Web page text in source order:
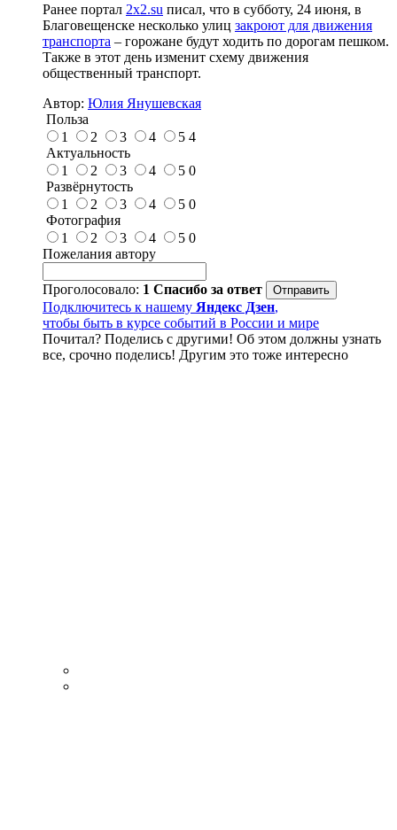
Ранее портал 2x2.su писал, что в субботу, 24 июня, в
Благовещенске несколько улиц закроют для движения
транспорта – горожане будут ходить по дорогам пешком.
Также в этот день изменит схему движения
общественный транспорт.
Автор: Юлия Янушевская
Польза
1
2 3 4 5 4
Актуальность
1
2 3 4 5 0
Развёрнутость
1
2 3 4 5 0
Фотография
1
2 3 4 5 0
Пожелания автору
Проголосовало: 1 Спасибо за ответ
Подключитесь к нашему Яндекс Дзен,
чтобы быть в курсе событий в России и мире
Почитал? Поделись с другими! Об этом должны узнать
все, срочно поделись! Другим это тоже интересно